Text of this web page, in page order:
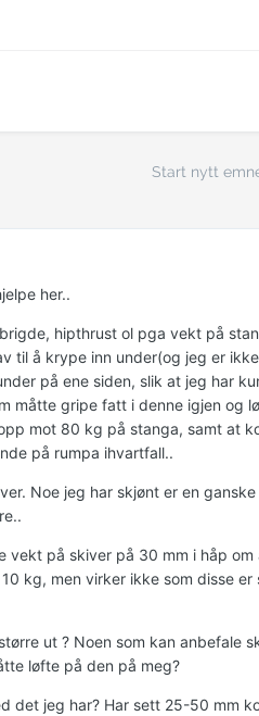
Start nytt
her..
hipthrust ol pga vekt på
til å krype inn under(og jeg er
på ene siden, slik at jeg har
måtte gripe fatt i denne igjen og
mot 80 kg på stanga, samt at
på rumpa ihvartfall..
Noe jeg har skjønt er en
vekt på skiver på 30 mm i håp
kg, men virker ikke som disse
ut ? Noen som kan anbefale
løfte på den på meg?
det jeg har? Har sett 25-50 mm